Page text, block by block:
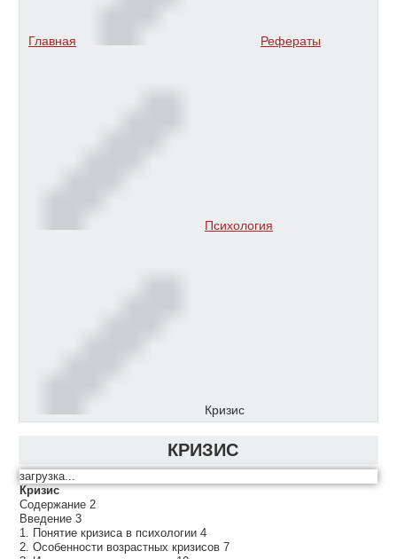
Главная Рефераты
Психология
Кризис
КРИЗИС
загрузка...
Кризис
Содержание 2
Введение 3
1. Понятие кризиса в психологии 4
2. Особенности возрастных кризисов 7